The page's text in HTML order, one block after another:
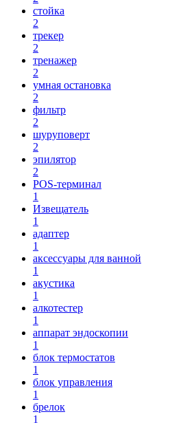
стойка
2
трекер
2
тренажер
2
умная остановка
2
фильтр
2
шуруповерт
2
эпилятор
2
POS-терминал
1
Извещатель
1
адаптер
1
аксессуары для ванной
1
акустика
1
алкотестер
1
аппарат эндоскопии
1
блок термостатов
1
блок управления
1
брелок
1